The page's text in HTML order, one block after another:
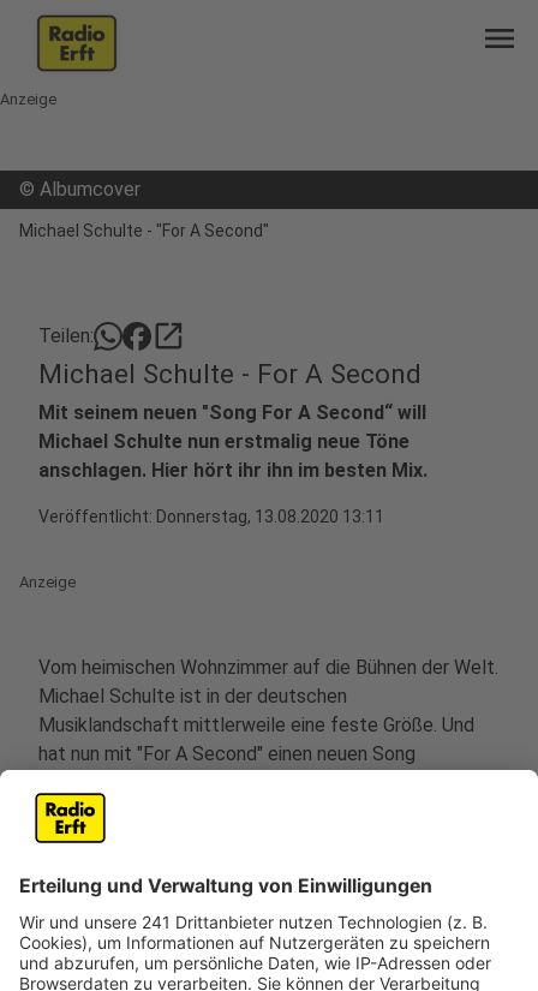
menu
Anzeige
© Albumcover
Michael Schulte - "For A Second"
Teilen: open_in_new
Michael Schulte - For A Second
Mit seinem neuen "Song For A Second“ will
Michael Schulte nun erstmalig neue Töne
anschlagen. Hier hört ihr ihn im besten Mix.
Veröffentlicht: Donnerstag, 13.08.2020 13:11
Anzeige
Vom heimischen Wohnzimmer auf die Bühnen der Welt.
Michael Schulte ist in der deutschen
Musiklandschaft mittlerweile eine feste Größe. Und
hat nun mit "For A Second" einen neuen Song
Anzeige
„Im Vergleich zu meinen letzten Songs klingt 'For A
Second' viel internationaler, weil wir uns im Sound ein
wenig ausgetobt und viel Neues probiert haben."